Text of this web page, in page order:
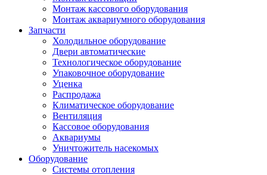
Монтаж кассового оборудования
Монтаж аквариумного оборудования
Запчасти
Холодильное оборудование
Двери автоматические
Технологическое оборудование
Упаковочное оборудование
Уценка
Распродажа
Климатическое оборудование
Вентиляция
Кассовое оборудования
Аквариумы
Уничтожитель насекомых
Оборудование
Системы отопления